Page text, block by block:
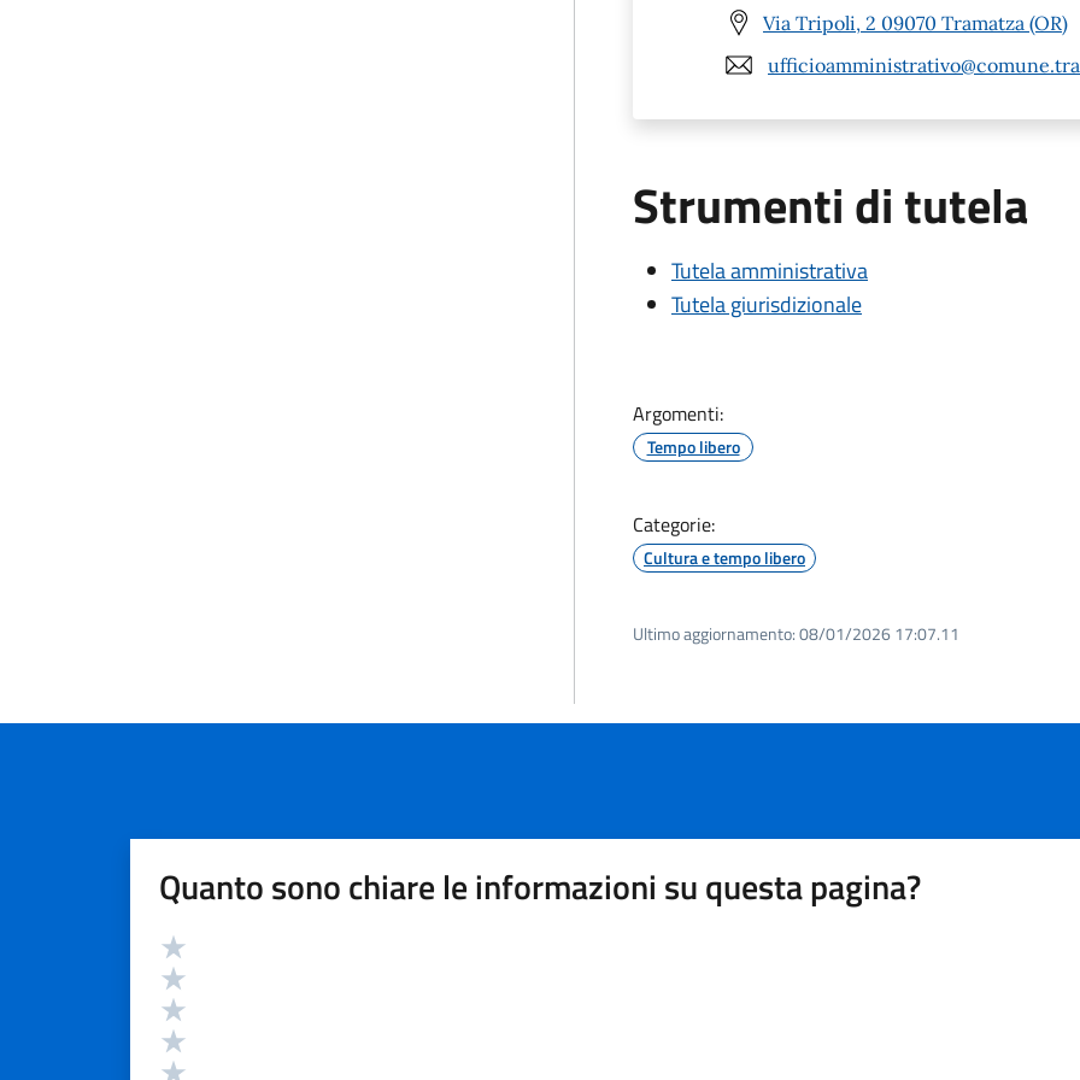
Via Tripoli, 2 09070 Tramatza (OR)
Strumenti di tutela
Tutela amministrativa
Tutela giurisdizionale
Argomenti:
Tempo libero
Categorie:
Cultura e tempo libero
Ultimo aggiornamento:08/01/2026 17:07.11
Quanto sono chiare le informazioni su questa pagina?
Valutazione